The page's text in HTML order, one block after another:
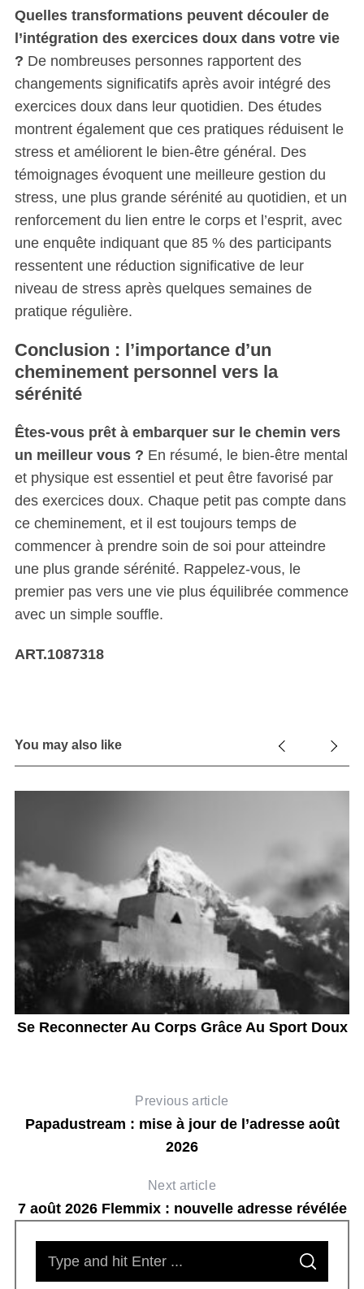
Quelles transformations peuvent découler de
l’intégration des exercices doux dans votre vie
? De nombreuses personnes rapportent des
changements significatifs après avoir intégré des
exercices doux dans leur quotidien. Des études
montrent également que ces pratiques réduisent le
stress et améliorent le bien-être général. Des
témoignages évoquent une meilleure gestion du
stress, une plus grande sérénité au quotidien, et un
renforcement du lien entre le corps et l’esprit, avec
une enquête indiquant que 85 % des participants
ressentent une réduction significative de leur
niveau de stress après quelques semaines de
pratique régulière.
Conclusion : l’importance d’un
cheminement personnel vers la
sérénité
Êtes-vous prêt à embarquer sur le chemin vers
un meilleur vous ? En résumé, le bien-être mental
et physique est essentiel et peut être favorisé par
des exercices doux. Chaque petit pas compte dans
ce cheminement, et il est toujours temps de
commencer à prendre soin de soi pour atteindre
une plus grande sérénité. Rappelez-vous, le
premier pas vers une vie plus équilibrée commence
avec un simple souffle.
ART.1087318
You may also like
Se Reconnecter Au Corps Grâce Au Sport Doux
Previous article
Papadustream : mise à jour de l’adresse août
2026
Next article
7 août 2026 Flemmix : nouvelle adresse révélée
S
A